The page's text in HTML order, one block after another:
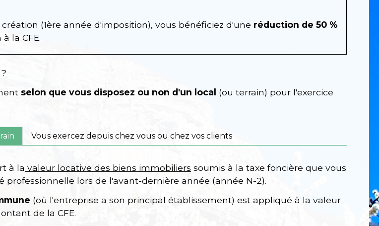
(1ère année d'imposition), vous bénéficiez d'une réduction de 50 %
la CFE.
selon que vous disposez ou non d'un local (ou terrain) pour l'exercice
Vous exercez depuis chez vous ou chez vos clients
à la valeur locative des biens immobiliers soumis à la taxe foncière que vous
professionnelle lors de l'avant-dernière année (année N-2).
(où l'entreprise a son principal établissement) est appliqué à la valeur
de la CFE.